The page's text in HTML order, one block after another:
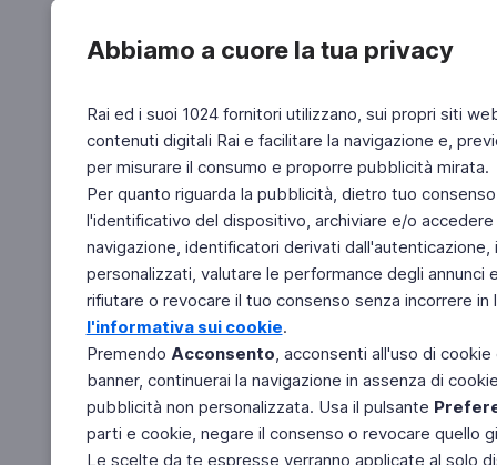
Abbiamo a cuore la tua privacy
Rai ed i suoi 1024 fornitori utilizzano, sui propri siti
contenuti digitali Rai e facilitare la navigazione e,
per misurare il consumo e proporre pubblicità mirata.
Per quanto riguarda la pubblicità, dietro tuo
l'identificativo del dispositivo, archiviare e/o
navigazione, identificatori derivati
personalizzati, valutare le performance degli
rifiutare o revocare il tuo consenso senza incorrere
l'informativa sui cookie.
Premendo Acconsento, acconsenti all'uso di
banner, continuerai la navigazione in assenza di
pubblicità non personalizzata. Usa il pulsante
parti e cookie, negare il consenso o revocare quello
Le scelte da te espresse verranno applicate al solo